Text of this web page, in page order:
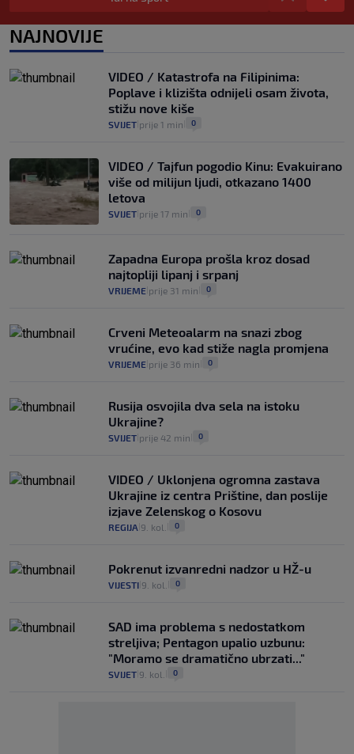
2
rajčica košta deset eura: "Nećete ih
vidjeti na akcijama u trgovinama"
VIJESTI 8
NAJNOVIJE
VIDEO / Katastrofa na Filipinima:
Poplave i klizišta odnijeli osam života,
stižu nove kiše
SVIJET prije 1 min 0
VIDEO / Tajfun pogodio Kinu: Evakuirano
više od milijun ljudi, otkazano 1400
letova
SVIJET prije 17 min 0
Zapadna Europa prošla kroz dosad
najtopliji lipanj i srpanj
VRIJEME prije 31 min 0
Crveni Meteoalarm na snazi zbog
vrućine, evo kad stiže nagla promjena
VRIJEME prije 36 min 0
Rusija osvojila dva sela na istoku
Ukrajine?
SVIJET prije 42 min 0
VIDEO / Uklonjena ogromna zastava
Ukrajine iz centra Prištine, dan poslije
izjave Zelenskog o Kosovu
REGIJA 9. kol. 0
Pokrenut izvanredni nadzor u HŽ-u
VIJESTI 9. kol. 0
SAD ima problema s nedostatkom
streljiva; Pentagon upalio uzbunu:
"Moramo se dramatično ubrzati..."
SVIJET 9. kol. 0